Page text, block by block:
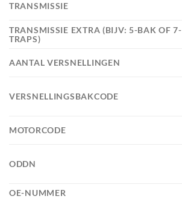
TRANSMISSIE
TRANSMISSIE EXTRA (BIJV: 5-BAK OF 7-
TRAPS)
AANTAL VERSNELLINGEN
VERSNELLINGSBAKCODE
MOTORCODE
ODDN
OE-NUMMER